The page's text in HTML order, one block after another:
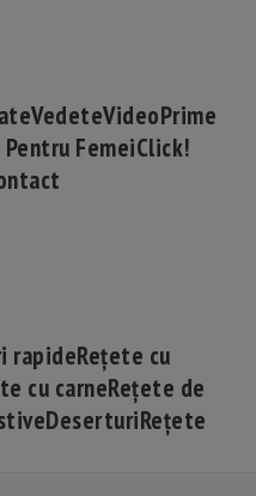
VedeteVideoPrime
FemeiClick!
rapideRețete cu
cu carneRețete de
DeserturiRețete